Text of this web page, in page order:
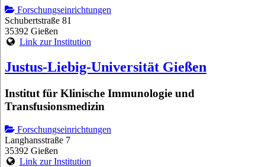
Forschungseinrichtungen
Schubertstraße 81
35392 Gießen
Link zur Institution
Justus-Liebig-Universität Gießen
Institut für Klinische Immunologie und
Transfusionsmedizin
Forschungseinrichtungen
Langhansstraße 7
35392 Gießen
Link zur Institution